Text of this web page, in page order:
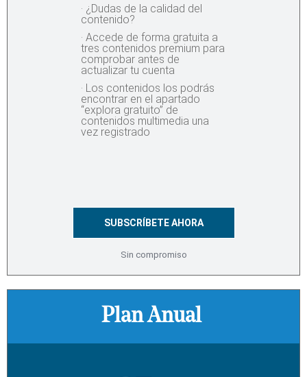
· ¿Dudas de la calidad del
contenido?
· Accede de forma gratuita a
tres contenidos premium para
comprobar antes de
actualizar tu cuenta
· Los contenidos los podrás
encontrar en el apartado
“explora gratuito” de
contenidos multimedia una
vez registrado
SUBSCRÍBETE AHORA
Sin compromiso
Plan Anual